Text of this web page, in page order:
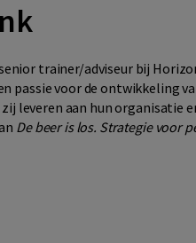
trainer/adviseur bij
passie voor de ontwikkeling
leveren aan hun organisatie
De beer is los. Strategie voor